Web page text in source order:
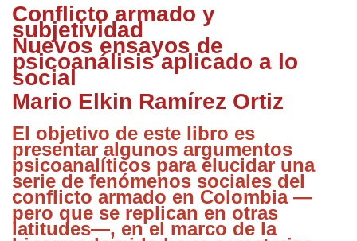
Conflicto armado y
subjetividad
Nuevos ensayos de
psicoanálisis aplicado a lo
social
Mario Elkin Ramírez Ortiz
El objetivo de este libro es
presentar algunos argumentos
psicoanalíticos para elucidar una
serie de fenómenos sociales del
conflicto armado en Colombia —
pero que se replican en otras
latitudes—, en el marco de la